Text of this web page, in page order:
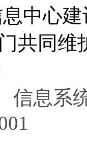
中心建
门共同
信息系